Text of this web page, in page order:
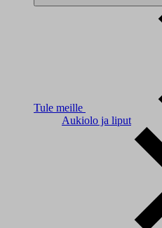
Tule meille
Aukiolo ja liput